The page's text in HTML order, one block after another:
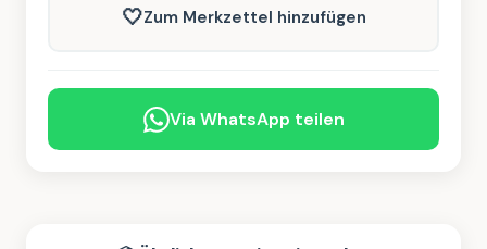
🤍Zum Merkzettel hinzufügen
Via WhatsApp teilen